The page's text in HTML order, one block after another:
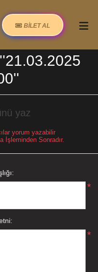
BİLET AL
21.03.2025
yaz
yorum yazabilir
İşleminden Sonradır.
*
*